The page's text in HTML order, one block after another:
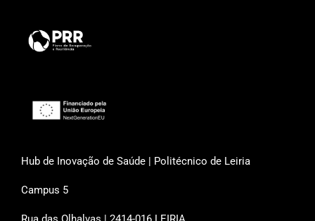
Hub de Inovação de Saúde | Politécnico de Leiria
Campus 5